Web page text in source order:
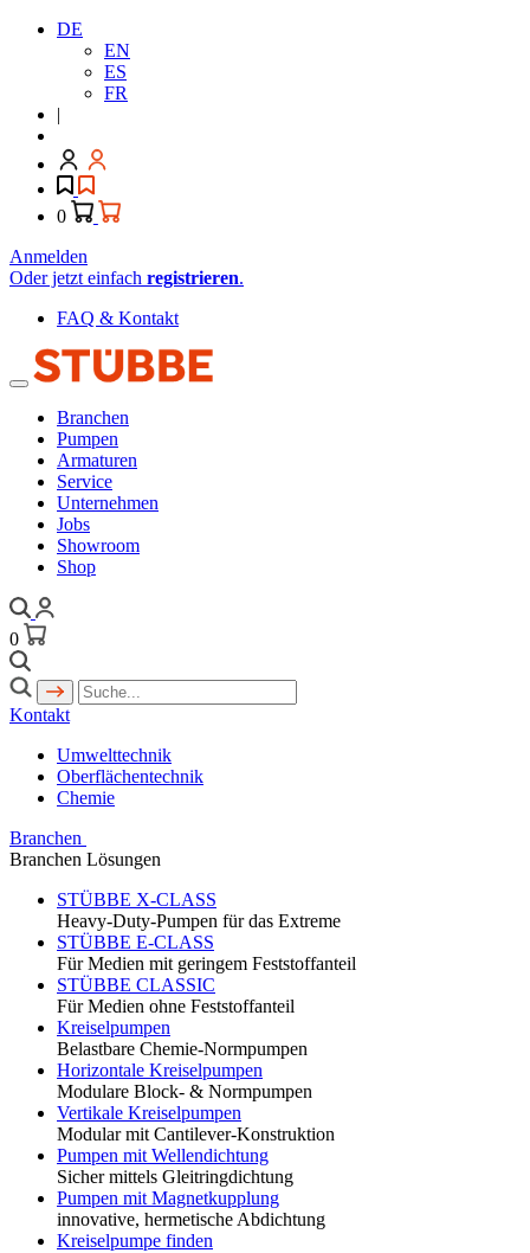
DE
EN
ES
FR
|
0
Anmelden
Oder jetzt einfach registrieren.
FAQ & Kontakt
Branchen
Pumpen
Armaturen
Service
Unternehmen
Jobs
Showroom
Shop
0
Kontakt
Umwelttechnik
Oberflächentechnik
Chemie
Branchen
Branchen Lösungen
STÜBBE X-CLASS
Heavy-Duty-Pumpen für das Extreme
STÜBBE E-CLASS
Für Medien mit geringem Feststoffanteil
STÜBBE CLASSIC
Für Medien ohne Feststoffanteil
Kreiselpumpen
Belastbare Chemie-Normpumpen
Horizontale Kreiselpumpen
Modulare Block- & Normpumpen
Vertikale Kreiselpumpen
Modular mit Cantilever-Konstruktion
Pumpen mit Wellendichtung
Sicher mittels Gleitringdichtung
Pumpen mit Magnetkupplung
innovative, hermetische Abdichtung
Kreiselpumpe finden